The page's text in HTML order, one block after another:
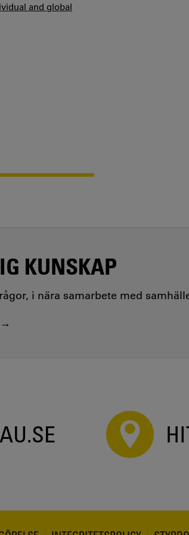
and global
KUNSKAP
i nära samarbete med